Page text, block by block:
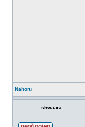
Nahoru
shwaara